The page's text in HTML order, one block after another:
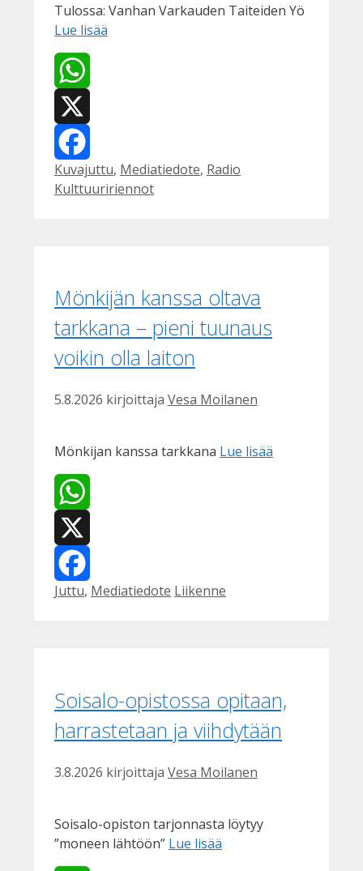
Tulossa: Vanhan Varkauden Taiteiden Yö
Lue lisää
WhatsApp
X
Facebook
Kategoriat
Kuvajuttu, Mediatiedote, Radio
Kulttuuririennot
Mönkijän kanssa oltava
tarkkana – pieni tuunaus
voikin olla laiton
5.8.2026 kirjoittaja Vesa Moilanen
Mönkijan kanssa tarkkana Lue lisää
WhatsApp
X
Facebook
Kategoriat
Juttu, Mediatiedote Avainsanat
Liikenne
Soisalo-opistossa opitaan,
harrastetaan ja viihdytään
3.8.2026 kirjoittaja Vesa Moilanen
Soisalo-opiston tarjonnasta löytyy
”moneen lähtöön” Lue lisää